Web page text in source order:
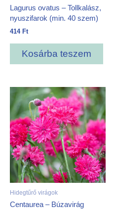
Lagurus ovatus – Tollkalász,
nyuszifarok (min. 40 szem)
414 Ft
Kosárba teszem
Hidegtűrő virágok
Centaurea – Búzavirág